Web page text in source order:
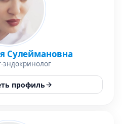
Сулеймановна
эндокринолог
профиль